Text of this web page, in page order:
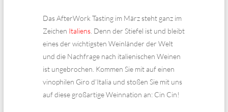
Das AfterWork Tasting im März steht ganz im
Zeichen Italiens. Denn der Stiefel ist und bleibt
eines der wichtigsten Weinländer der Welt
und die Nachfrage nach italienischen Weinen
ist ungebrochen. Kommen Sie mit auf einen
vinophilen Giro d’Italia und stoßen Sie mit uns
auf diese großartige Weinnation an: Cin Cin!